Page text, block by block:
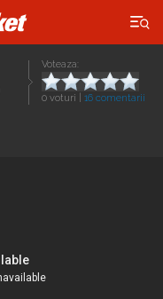
×
Voteaza:
0 voturi 16 comentarii